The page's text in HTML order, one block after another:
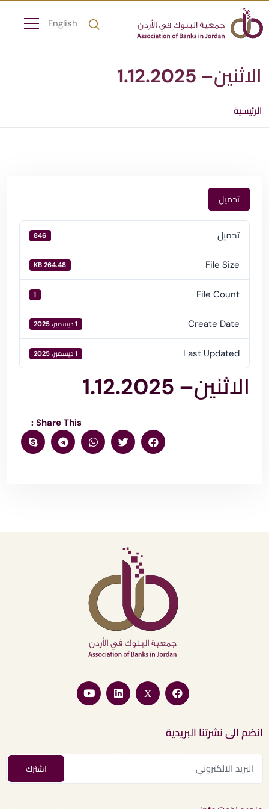
English
الاثنين– 1.12.2025
الرئيسية
تحميل
تحميل 846
File Size
264.48 KB
File Count
1
Create Date 1 ديسمبر، 2025
Last Updated 1 ديسمبر، 2025
الاثنين– 1.12.2025
Share This :
انضم الى نشرتنا البريدية